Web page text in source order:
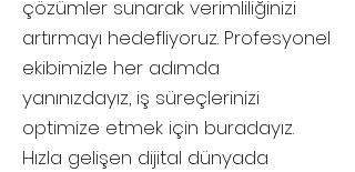
çözümler sunarak verimliliğinizi
artırmayı hedefliyoruz. Profesyonel
ekibimizle her adımda
yanınızdayız, iş süreçlerinizi
optimize etmek için buradayız.
Hızla gelişen dijital dünyada